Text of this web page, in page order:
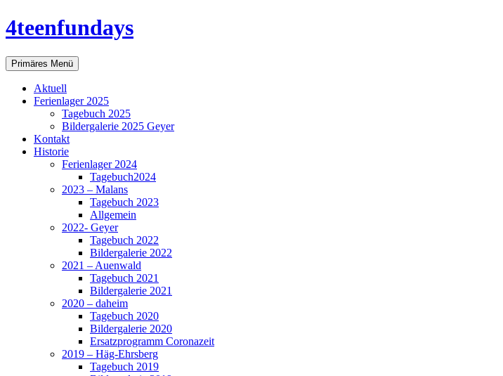
Zum
Inhalt
4teenfundays
Suchen
Primäres Menü
Aktuell
Ferienlager 2025
Tagebuch 2025
Bildergalerie 2025 Geyer
Kontakt
Historie
Ferienlager 2024
Tagebuch2024
2023 – Malans
Tagebuch 2023
Allgemein
2022- Geyer
Tagebuch 2022
Bildergalerie 2022
2021 – Auenwald
Tagebuch 2021
Bildergalerie 2021
2020 – daheim
Tagebuch 2020
Bildergalerie 2020
Ersatzprogramm Coronazeit
2019 – Häg-Ehrsberg
Tagebuch 2019